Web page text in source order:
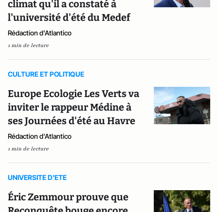
climat qu'il a constaté à
l'université d'été du Medef
Rédaction d'Atlantico
1 min de lecture
CULTURE ET POLITIQUE
Europe Ecologie Les Verts va
inviter le rappeur Médine à
ses Journées d'été au Havre
Rédaction d'Atlantico
1 min de lecture
UNIVERSITE D'ETE
Éric Zemmour prouve que